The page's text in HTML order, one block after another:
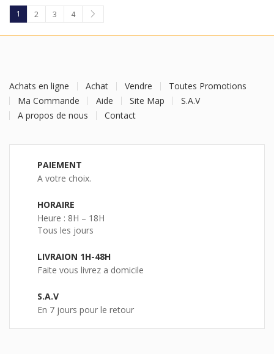
1 2 3 4
Achats en ligne Achat Vendre
Toutes Promotions
Ma Commande
Aide Site Map
S.A.V
A propos de nous
Contact
PAIEMENT
A votre choix.
HORAIRE
Heure : 8H – 18H
Tous les jours
LIVRAION 1H-48H
Faite vous livrez a domicile
S.A.V
En 7 jours pour le retour